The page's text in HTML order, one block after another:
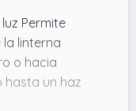
Permite
linterna
o hacia
hasta un haz